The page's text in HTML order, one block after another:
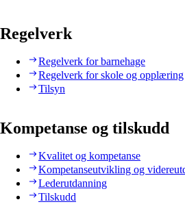
Regelverk
Regelverk for barnehage
Regelverk for skole og opplæring
Tilsyn
Kompetanse og tilskudd
Kvalitet og kompetanse
Kompetanseutvikling og
Lederutdanning
Tilskudd